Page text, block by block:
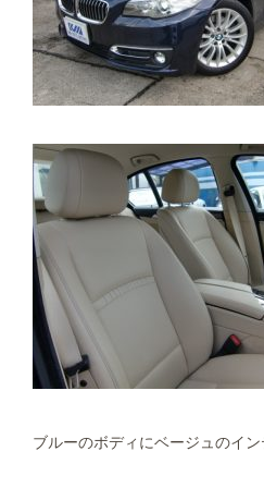
ブルーのボディにベージュのイ